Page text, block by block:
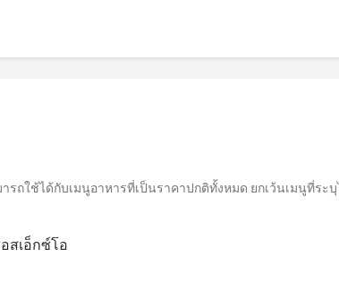
รถใช้ได้กับเมนูอาหารที่เป็นราคาปกติทั้งหมด ยกเว้นเมนูที่ระบุ
สเอ็กซ์โอ